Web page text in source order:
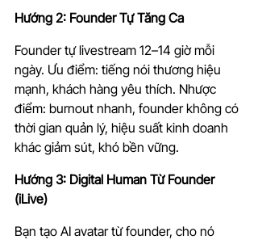
Hướng 2: Founder Tự Tăng Ca
Founder tự livestream 12–14 giờ mỗi
ngày. Ưu điểm: tiếng nói thương hiệu
mạnh, khách hàng yêu thích. Nhược
điểm: burnout nhanh, founder không có
thời gian quản lý, hiệu suất kinh doanh
khác giảm sút, khó bền vững.
Hướng 3: Digital Human Từ Founder
(iLive)
Bạn tạo AI avatar từ founder, cho nó